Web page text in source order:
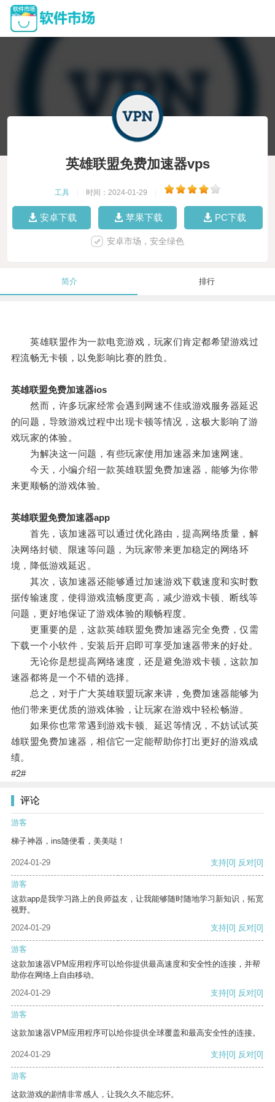
英雄联盟免费加速器vps
工具 时间：2024-01-29
安卓下载 苹果下载 PC下载
安卓市场，安全绿色
简介 排行
英雄联盟作为一款电竞游戏，玩家们肯定都希望游戏过
程流畅无卡顿，以免影响比赛的胜负。
英雄联盟免费加速器ios
然而，许多玩家经常会遇到网速不佳或游戏服务器延迟
的问题，导致游戏过程中出现卡顿等情况，这极大影响了游
戏玩家的体验。
为解决这一问题，有些玩家使用加速器来加速网速。
今天，小编介绍一款英雄联盟免费加速器，能够为你带
来更顺畅的游戏体验。
英雄联盟免费加速器app
首先，该加速器可以通过优化路由，提高网络质量，解
决网络封锁、限速等问题，为玩家带来更加稳定的网络环
境，降低游戏延迟。
其次，该加速器还能够通过加速游戏下载速度和实时数
据传输速度，使得游戏流畅度更高，减少游戏卡顿、断线等
问题，更好地保证了游戏体验的顺畅程度。
更重要的是，这款英雄联盟免费加速器完全免费，仅需
下载一个小软件，安装后开启即可享受加速器带来的好处。
无论你是想提高网络速度，还是避免游戏卡顿，这款加
速器都将是一个不错的选择。
总之，对于广大英雄联盟玩家来讲，免费加速器能够为
他们带来更优质的游戏体验，让玩家在游戏中轻松畅游。
如果你也常常遇到游戏卡顿、延迟等情况，不妨试试英
雄联盟免费加速器，相信它一定能帮助你打出更好的游戏成
绩。
#2#
评论
游客
梯子神器，ins随便看，美美哒！
2024-01-29 支持[0] 反对[0]
游客
这款app是我学习路上的良师益友，让我能够随时随地学习新知识，拓宽
视野。
2024-01-29
支持[0] 反对[0]
游客
这款加速器VPM应用程序可以给你提供最高速度和安全性的连接，并帮
助你在网络上自由移动。
2024-01-29
支持[0] 反对[0]
游客
这款加速器VPM应用程序可以给你提供全球覆盖和最高安全性的连接。
2024-01-29 支持[0] 反对[0]
游客
这款游戏的剧情非常感人，让我久久不能忘怀。